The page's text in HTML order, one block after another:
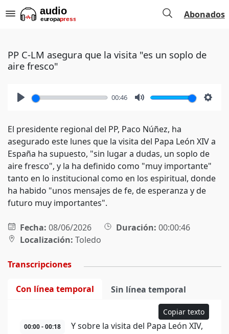
Abonados
PP C-LM asegura que la visita "es un soplo de
aire fresco"
00:46
El presidente regional del PP, Paco Núñez, ha
asegurado este lunes que la visita del Papa León XIV a
España ha supuesto, "sin lugar a dudas, un soplo de
aire fresco", y la ha definido como "muy importante"
tanto en lo institucional como en los espiritual, donde
ha habido "unos mensajes de fe, de esperanza y de
futuro muy importantes".
Fecha: 08/06/2026 Duración: 00:00:46
Localización: Toledo
Transcripciones
Con línea temporal Sin línea temporal
Copiar texto
00:00 - 00:18
Y sobre la visita del Papa León XIV,